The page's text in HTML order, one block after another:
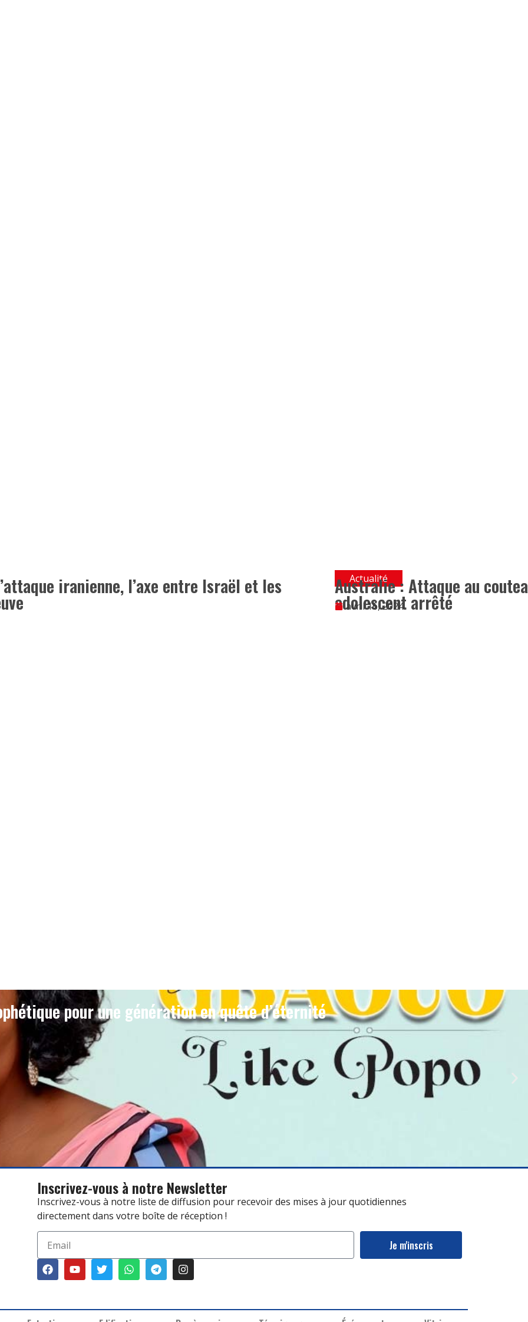
iranienne, l’axe entre Israël et les Actualité
Australie : Attaque au
adolescent arrêté
avril 16, 2024
pour une génération en quête d’éternité
Inscrivez-vous à notre Newsletter
Inscrivez-vous à notre liste de diffusion pour recevoir des mises à jour quotidiennes
directement dans votre boîte de réception !
Je m'inscris